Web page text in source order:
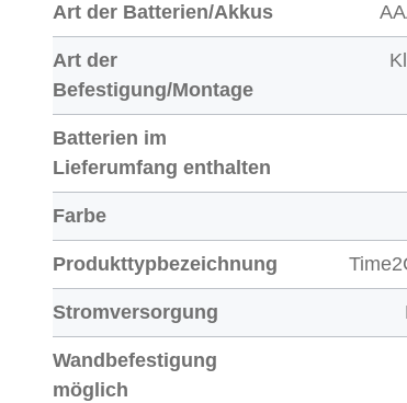
Art der Batterien/Akkus
Art der
Befestigung/Montage
Batterien im
Lieferumfang enthalten
Farbe
Produkttypbezeichnung
Stromversorgung
Wandbefestigung
möglich